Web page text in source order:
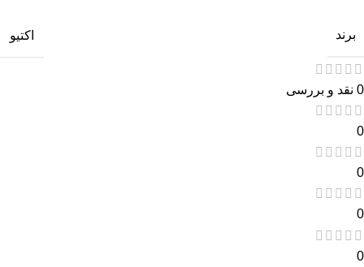
برند اکتیو
0 نقد و بررسی
0
0
0
0